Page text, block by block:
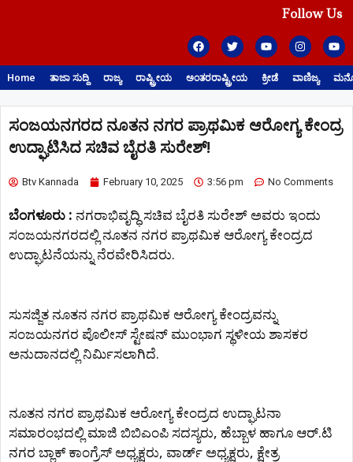
Follow Us
Home ತಾಜಾ ಸುದ್ದಿ ರಾಜ್ಯ ರಾಷ್ಟ್ರೀಯ ಅಂತರರಾಷ್ಟ್ರೀಯ ಕ್ರೀಡೆ ವಾಣಿಜ್ಯ
ಸಂಜಯನಗರದ ನೂತನ ನಗರ ಪ್ರಾಥಮಿಕ ಆರೋಗ್ಯ ಕೇಂದ್ರ
ಉದ್ಘಾಟಿಸಿದ ಸಚಿವ ಬೈರತಿ ಸುರೇಶ್!
Btv Kannada February 10, 2025 3:56 pm No Comments
ಬೆಂಗಳೂರು : ನಗರಾಭಿವೃದ್ಧಿ ಸಚಿವ ಬೈರತಿ ಸುರೇಶ್ ಅವರು ಇಂದು
ಸಂಜಯನಗರದಲ್ಲಿ ನೂತನ ನಗರ ಪ್ರಾಥಮಿಕ ಆರೋಗ್ಯ ಕೇಂದ್ರದ
ಉದ್ಘಾಟನೆಯನ್ನು ನೆರವೇರಿಸಿದರು.
ಸುಸಜ್ಜಿತ ನೂತನ ನಗರ ಪ್ರಾಥಮಿಕ ಆರೋಗ್ಯ ಕೇಂದ್ರವನ್ನು
ಸಂಜಯನಗರ ಪೊಲೀಸ್ ಸ್ಟೇಷನ್ ಮುಂಭಾಗ ಸ್ಥಳೀಯ ಶಾಸಕರ
ಅನುದಾನದಲ್ಲಿ ನಿರ್ಮಿಸಲಾಗಿದೆ.
ನೂತನ ನಗರ ಪ್ರಾಥಮಿಕ ಆರೋಗ್ಯ ಕೇಂದ್ರದ ಉದ್ಘಾಟನಾ
ಸಮಾರಂಭದಲ್ಲಿ ಮಾಜಿ ಬಿಬಿಎಂಪಿ ಸದಸ್ಯರು, ಹೆಬ್ಬಾಳ ಹಾಗೂ ಆರ್.ಟಿ
ನಗರ ಬ್ಲಾಕ್ ಕಾಂಗ್ರೆಸ್ ಅಧ್ಯಕ್ಷರು, ವಾರ್ಡ್ ಅಧ್ಯಕ್ಷರು, ಕ್ಷೇತ್ರ